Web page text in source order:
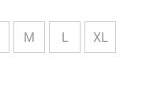
M L XL